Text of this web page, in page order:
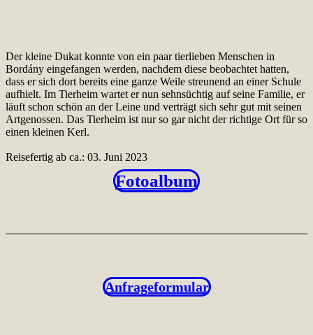
Der kleine Dukat konnte von ein paar tierlieben Menschen in
Bordány eingefangen werden, nachdem diese beobachtet hatten,
dass er sich dort bereits eine ganze Weile streunend an einer Schule
aufhielt. Im Tierheim wartet er nun sehnsüchtig auf seine Familie, er
läuft schon schön an der Leine und verträgt sich sehr gut mit seinen
Artgenossen. Das Tierheim ist nur so gar nicht der richtige Ort für so
einen kleinen Kerl.
Reisefertig ab ca.: 03. Juni 2023
Fotoalbum
Anfrageformular